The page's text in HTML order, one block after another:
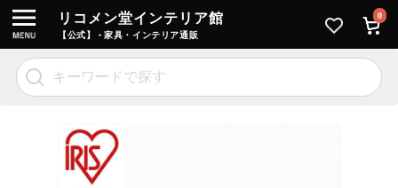
リコメン堂インテリア館
【公式】 - 家具・インテリア通販
0